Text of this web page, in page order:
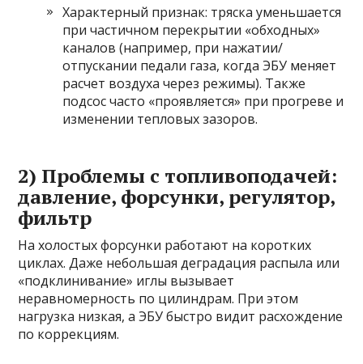
Характерный признак: тряска уменьшается
при частичном перекрытии «обходных»
каналов (например, при нажатии/
отпускании педали газа, когда ЭБУ меняет
расчет воздуха через режимы). Также
подсос часто «проявляется» при прогреве и
изменении тепловых зазоров.
2) Проблемы с топливоподачей:
давление, форсунки, регулятор,
фильтр
На холостых форсунки работают на коротких
циклах. Даже небольшая деградация распыла или
«подклинивание» иглы вызывает
неравномерность по цилиндрам. При этом
нагрузка низкая, а ЭБУ быстро видит расхождение
по коррекциям.